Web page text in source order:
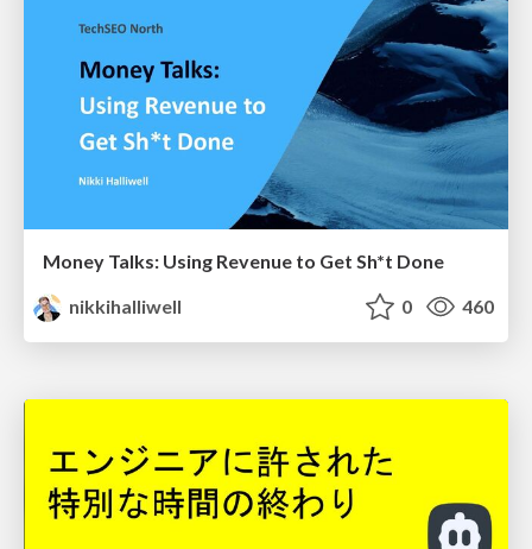
Money Talks: Using Revenue to Get Sh*t Done
nikkihalliwell
0 460